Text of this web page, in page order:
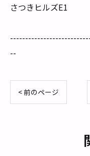
さつきヒルズE1
--
< 前のページ